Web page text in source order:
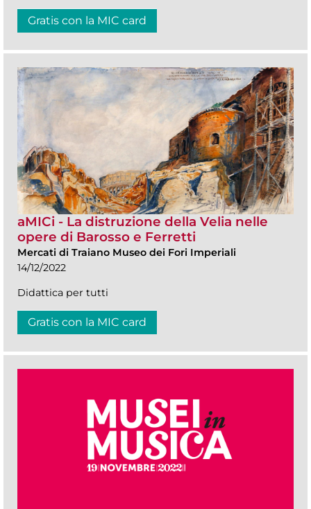
Gratis con la MIC card
aMICi - La distruzione della Velia nelle
opere di Barosso e Ferretti
Mercati di Traiano Museo dei Fori Imperiali
14/12/2022
Didattica per tutti
Gratis con la MIC card